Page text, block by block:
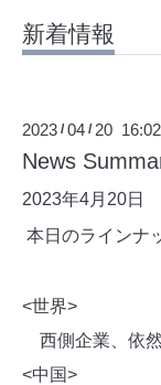
新着情報
2023 /04 / 20 16:02
News
2023年4月20日
本日のラインナ
<世界>
西側企業、依
<中国>